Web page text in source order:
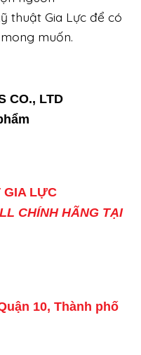
thuật Gia Lực để có
muốn.
CO., LTD
GIA LỰC
CHÍNH HÃNG TẠI
10, Thành phố